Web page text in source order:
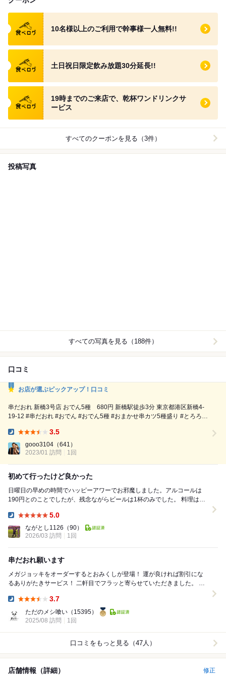
食べログ クーポン
10名様以上のご利用で幹事様一人無料!!
食べログ クーポン
土日祝日限定飲み放題30分延長!!
食べログ クーポン
19時までのご来店で、乾杯ワンドリンクサ
ービス
すべてのクーポンを見る（3件）
投稿写真
すべての写真を見る（188件）
口コミ
お店が選ぶピックアップ！口コミ
串だおれ 新橋3号店 おでん5種 680円 新橋駅徒歩3分 東京都港区新橋4-
19-12 #串だおれ #おでん #おでん5種 #おまかせ串カツ5種盛り #とろろデ
メ #東京グルメ 3.5
gooo3104 （641）
2023/01 訪問
1回
初めて行ったけど良かった
日曜日の早めの時間でハッピーアワーでお邪魔しました。アルコールは
190円とのことでしたが、残念ながらビールは1杯のみでした。 料理はど
5.0
ながとし1126 （90）
2026/03 訪問
1回
串だおれ願います
メガジョッキをオーダーするとおみくしが登場！ 運が良ければ割引にな
るありがたきサービス！ 二軒目でフラッと寄らせていただきました。 大
3.7
ただのメシ喰い （15395）
2025/08 訪問
1回
口コミをもっと見る（47人）
店舗情報（詳細） 修正